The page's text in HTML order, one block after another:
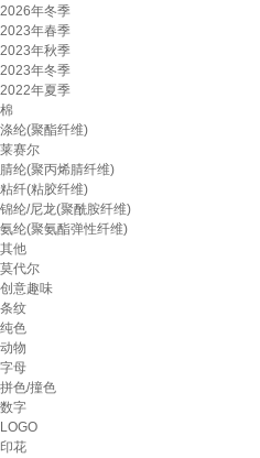
2026年冬季
2023年春季
2023年秋季
2023年冬季
2022年夏季
棉
涤纶(聚酯纤维)
莱赛尔
腈纶(聚丙烯腈纤维)
粘纤(粘胶纤维)
锦纶/尼龙(聚酰胺纤维)
氨纶(聚氨酯弹性纤维)
其他
莫代尔
创意趣味
条纹
纯色
动物
字母
拼色/撞色
数字
LOGO
印花